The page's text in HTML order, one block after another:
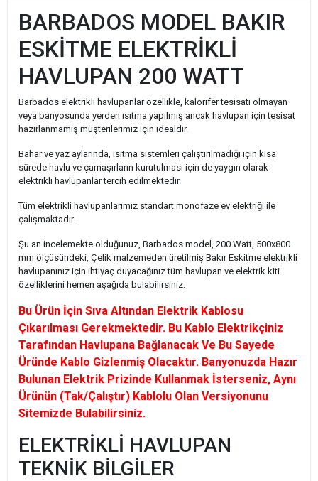
BARBADOS MODEL BAKIR
ESKİTME ELEKTRİKLİ
HAVLUPAN 200 WATT
Barbados elektrikli havlupanlar özellikle, kalorifer tesisatı olmayan
veya banyosunda yerden ısıtma yapılmış ancak havlupan için tesisat
hazırlanmamış müşterilerimiz için idealdir.
Bahar ve yaz aylarında, ısıtma sistemleri çalıştırılmadığı için kısa
sürede havlu ve çamaşırların kurutulması için de yaygın olarak
elektrikli havlupanlar tercih edilmektedir.
Tüm elektrikli havlupanlarımız standart monofaze ev elektriği ile
çalışmaktadır.
Şu an incelemekte olduğunuz, Barbados model, 200 Watt, 500x800
mm ölçüsündeki, Çelik malzemeden üretilmiş Bakır Eskitme elektrikli
havlupanınız için ihtiyaç duyacağınız tüm havlupan ve elektrik kiti
özelliklerini hemen aşağıda bulabilirsiniz.
Bu Ürün İçin Sıva Altından Elektrik Kablosu
Çıkarılması Gerekmektedir. Bu Kablo Elektrikçiniz
Tarafından Havlupana Bağlanacak Ve Bu Sayede
Üründe Kablo Gizlenmiş Olacaktır. Banyonuzda Hazır
Bulunan Elektrik Prizinde Kullanmak İsterseniz, Aynı
Ürünün (Tak/Çalıştır) Kablolu Olan Versiyonunu
Sitemizde Bulabilirsiniz.
ELEKTRİKLİ HAVLUPAN
TEKNİK BİLGİLER